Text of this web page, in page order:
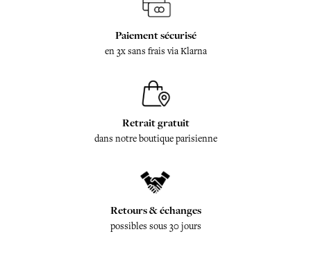
Paiement sécurisé
en 3x sans frais via Klarna
Retrait gratuit
dans notre boutique parisienne
Retours & échanges
possibles sous 30 jours